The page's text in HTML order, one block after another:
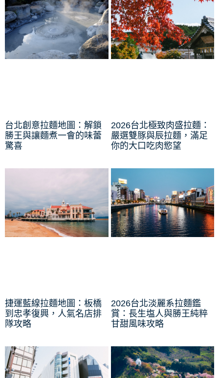
台北創意拉麵地圖：解鎖
勝王與讓麵煮一會的味蕾
驚喜
2026台北極致肉盛拉麵：
嚴選雙豚與辰拉麵，滿足
你的大口吃肉慾望
捷運藍線拉麵地圖：板橋
到忠孝復興，人氣名店排
隊攻略
2026台北淡麗系拉麵鑑
賞：長生塩人與勝王純粹
甘甜風味攻略